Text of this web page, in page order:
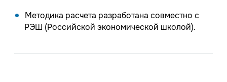
Методика расчета разработана совместно с
РЭШ (Российской экономической школой).